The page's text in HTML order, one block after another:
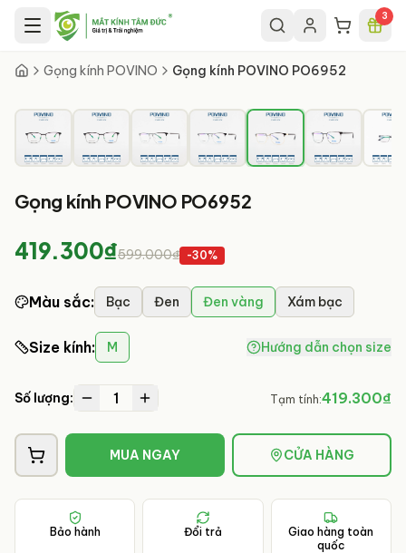
Chuyển đến nội dung chính 3
Gọng kính POVINO Gọng kính POVINO PO69525
Gọng kính POVINO PO6952
419.300₫599.000₫ -30%
Màu sắc: Bạc Đen Đen vàng Xám bạc
Size kính: M Hướng dẫn chọn size
Số lượng: 1 Tạm tính:419.300₫
MUA NGAY CỬA HÀNG
Bảo hành Đổi trả
Giao hàng toàn
quốc